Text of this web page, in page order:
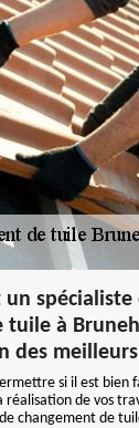
un
tuile à
des
si il est bien
réalisation de vos
changement de